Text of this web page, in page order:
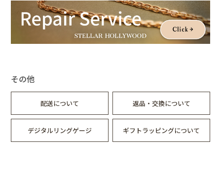
サイズ
約40～42cm
その他
配送について 返品・交換について
デジタルリングゲージ ギフトラッピングについて